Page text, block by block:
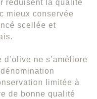
réduisent la qualité
mieux conservée
scellée et
ne s’améliore
limitée à
de bonne qualité